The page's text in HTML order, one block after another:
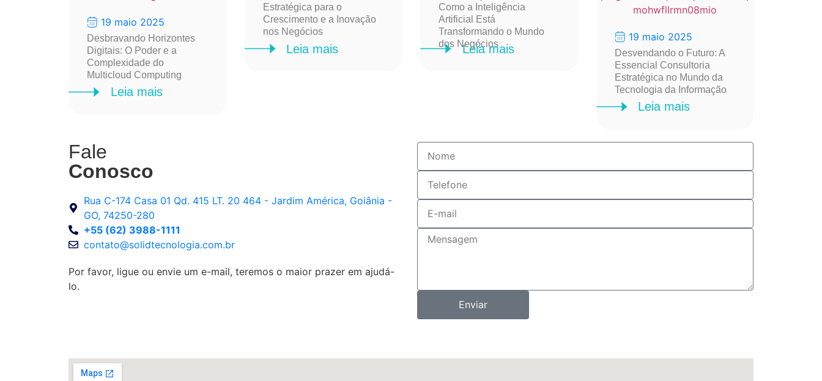
19 maio 2025
Desbravando Horizontes
Digitais: O Poder e a
Complexidade do
Multicloud Computing
Leia mais
Estratégica para o
Crescimento e a Inovação
nos Negócios
Leia mais
Como a Inteligência
Artificial Está
Transformando o Mundo
dos Negócios
Leia mais
19 maio 2025
Desvendando o Futuro: A
Essencial Consultoria
Estratégica no Mundo da
Tecnologia da Informação
Leia mais
Fale
Conosco
Rua C-174 Casa 01 Qd. 415 LT. 20 464 - Jardim América, Goiânia -
GO, 74250-280
+55 (62) 3988-1111
contato@solidtecnologia.com.br
Por favor, ligue ou envie um e-mail, teremos o maior prazer em ajudá-
lo.
Enviar